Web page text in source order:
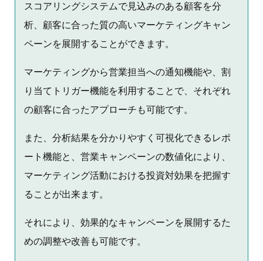
スコアリングシステムで見込みのある顧客を分
析、顧客に合った質の高いマーケティングキャン
ペーンを展開することができます。
マーケティングから営業担当への通知機能や、割
り当てトリガー機能を利用することで、それぞれ
の顧客に合ったアプローチも可能です。
また、分析結果を分かりやすく可視化できるレポ
ート機能と、営業キャンペーンの数値化により、
マーケティング活動における投資対効果を把握す
ることが出来ます。
それにより、効果的なキャンペーンを展開するた
めの調整や改善も可能です。